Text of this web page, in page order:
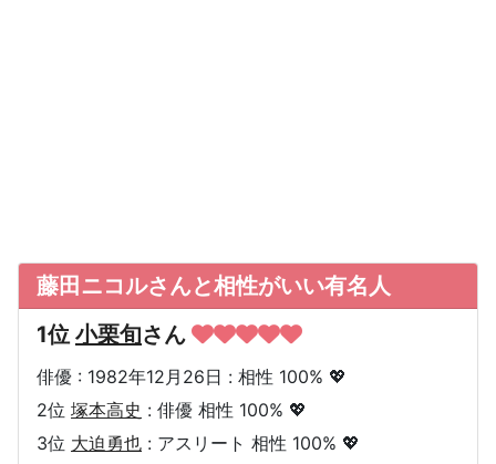
藤田ニコルさんと相性がいい有名人
1位 小栗旬さん
俳優 : 1982年12月26日 : 相性 100% 💖
2位 塚本高史 : 俳優 相性 100% 💖
3位 大迫勇也 : アスリート 相性 100% 💖